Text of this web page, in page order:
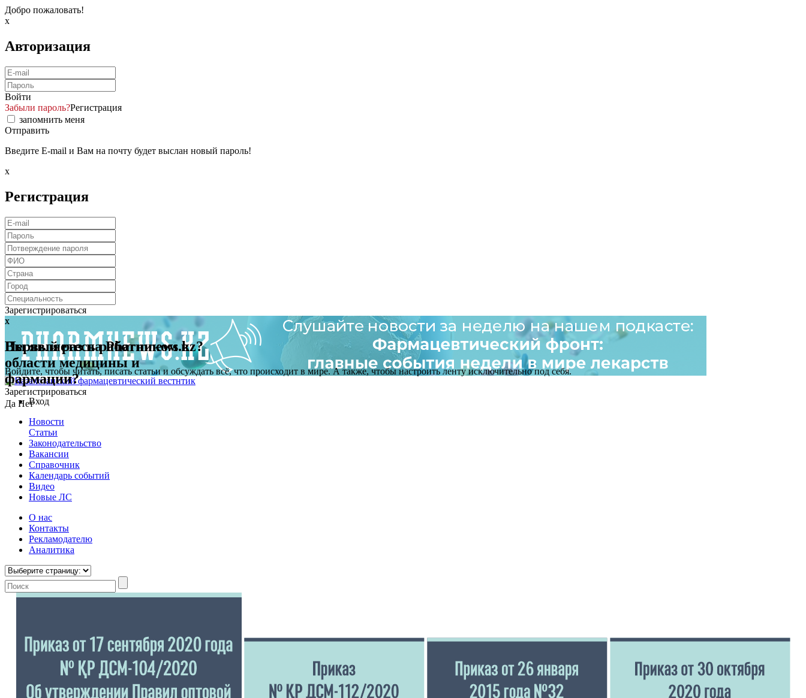
Добро пожаловать!
x
Авторизация
Войти
Забыли пароль?Регистрация
запомнить меня
Отправить
Введите E-mail и Вам на почту будет выслан новый пароль!
x
Регистрация
Зарегистрироваться
x
Первый раз на Pharmnews.kz?
Войдите, чтобы читать, писать статьи и обсуждать всё, что происходит в мире. А также, чтобы настроить ленту исключительно под себя.
Зарегистрироваться
x
Вы являетесь работником в
области медицины и
фармации?
Да НетВход
Новости
Статьи
Законодательство
Вакансии
Справочник
Календарь событий
Видео
Новые ЛС
О нас
Контакты
Рекламодателю
Аналитика